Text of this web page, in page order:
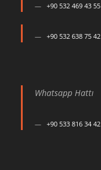
+90 532 469 43 55
+90 532 638 75 42
Whatsapp Hattı
+90 533 816 34 42